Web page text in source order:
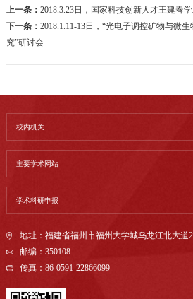
上一条： 2018.3.23日，国家科技创新人才王建春
下一条： 2018.1.11-13日，“光电子调控矿物与微
究”研讨会
校内机关
主要学术网站
学术科研申报
地址：福建省福州市福州大学城乌龙江北大道
邮编：350108
传真：86-0591-22866099